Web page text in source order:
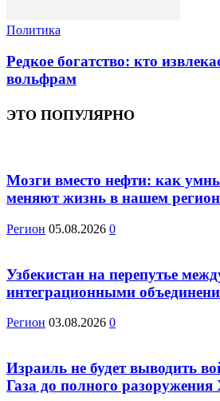
Политика
Редкое богатство: кто
вольфрам
ЭТО ПОПУЛЯРНО
Мозги вместо нефти: как
меняют жизнь в нашем
Регион 05.08.2026 0
Узбекистан на перепутье
интеграционными
Регион 03.08.2026 0
Израиль не будет выводить
Газа до полного